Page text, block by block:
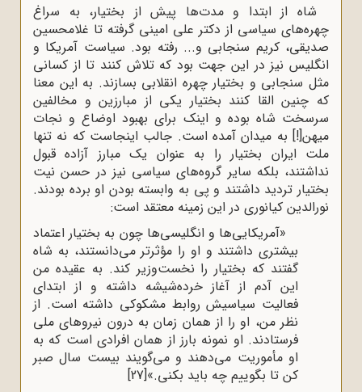
شاه از ابتدا و مدت‌ها پیش از بختیار، به سراغ
چهره‌های سیاسی از دکتر علی امینی گرفته تا غلامحسین
صدیقی، کریم سنجابی و... رفته بود. سیاست آمریکا و
انگلیس نیز در این جهت بود که تلاش کنند تا از کسانی
مثل سنجابی و بختیار چهره انقلابی بسازند. به این معنا
که چنین القا کنند بختیار یکی از مبارزین و مخالفین
سرسخت شاه بوده و اینک برای بهبود اوضاع و نجات
میهن[!] به میدان آمده است. جالب اینجاست که نه‌ تنها
ملت ایران بختیار را به ‌عنوان یک مبارز آزاده قبول
نداشتند، بلکه سایر گروه‌های سیاسی نیز در حسن نیت
بختیار تردید داشتند و پی به وابسته بودن او برده بودند.
نورالدین کیانوری در این زمینه معتقد است:
«آمریکایی‌ها و انگلیسی‌ها چون به بختیار اعتماد
بیشتری داشتند و او را مؤثرتر می‌دانستند، به شاه
گفتند که بختیار را نخست‌وزیر کند. به عقیده من
این آدم از آغاز خرده‌شیشه داشته و از ابتدای
فعالیت سیاسیش‌ روابط مشکوکی داشته است. از
نظر من، او را از همان زمان به درون نیروهای ملی
فرستادند. او نمونه بارز از همان افرادی است که به
او مأموریت می‌دهند و می‌گویند بیست سال صبر
کن تا بگوییم چه باید بکنی.»[27]